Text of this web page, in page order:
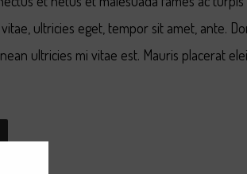
ultricies eget, tempor sit amet, ante.
ultricies mi vitae est. Mauris placerat